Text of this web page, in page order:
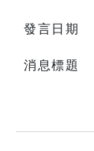
發言日期
消息標題